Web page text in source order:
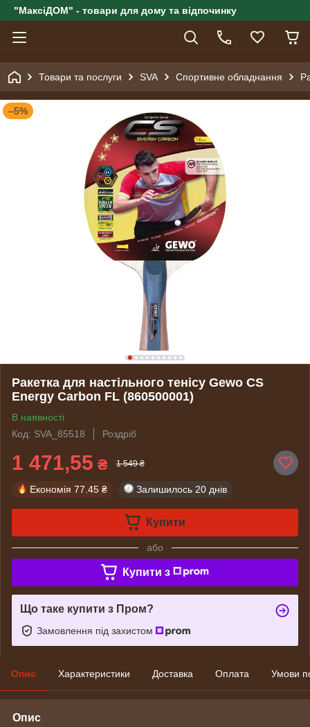
"МаксіДОМ" - товари для дому та відпочинку
Товари та послуги SVA Спортивне обладнання
–5%
Ракетка для настільного тенісу Gewo CS
Energy Carbon FL (860500001)
В наявності
Код: SVA_85518
Роздріб
1 471,55 ₴ 1 549 ₴
Економія 77.45 ₴ Залишилось 20 днів
Купити
або
Купити з
Що таке купити з Пром?
Замовлення під захистом
Опис Характеристики Доставка Оплата Умови
Опис